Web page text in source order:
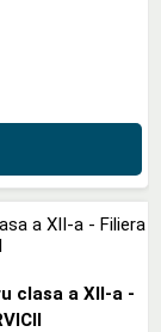
clasa a XII-a -